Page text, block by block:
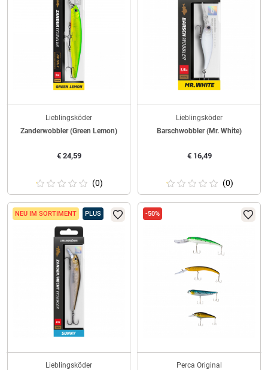
Lieblingsköder
Zanderwobbler (Green Lemon)
€24,59
(0)
Lieblingsköder
Barschwobbler (Mr. White)
€16,49
(0)
NEU IM SORTIMENT PLUS
Lieblingsköder
-50%
Perca Original